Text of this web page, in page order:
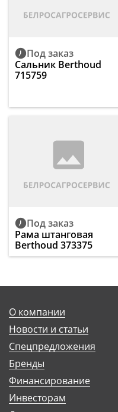
Под заказ
Сальник Berthoud
715759
Под заказ
Рама штанговая
Berthoud 373375
О компании
Новости и статьи
Спецпредложения
Бренды
Финансирование
Инвесторам